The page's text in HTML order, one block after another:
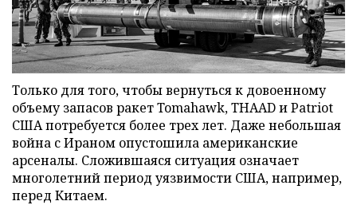
Только для того, чтобы вернуться к довоенному
объему запасов ракет Tomahawk, THAAD и Patriot
США потребуется более трех лет. Даже небольшая
война с Ираном опустошила американские
арсеналы. Сложившаяся ситуация означает
многолетний период уязвимости США, например,
перед Китаем.